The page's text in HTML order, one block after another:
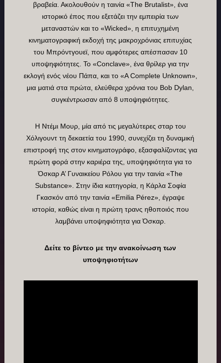
βραβεία. Ακολουθούν η ταινία «The Brutalist», ένα
ιστορικό έπος που εξετάζει την εμπειρία των
μεταναστών και το «Wicked», η επιτυχημένη
κινηματογραφική εκδοχή της μακροχρόνιας επιτυχίας
του Μπρόντγουεϊ, που αμφότερες απέσπασαν 10
υποψηφιότητες. Το «Conclave», ένα θρίλερ για την
εκλογή ενός νέου Πάπα, και το «A Complete Unknown»,
μια ματιά στα πρώτα, ελεύθερα χρόνια του Bob Dylan,
συγκέντρωσαν από 8 υποψηφιότητες.
Η Nτέμι Μουρ, μία από τις μεγαλύτερες σταρ του
Χόλιγουντ τη δεκαετία του 1990, συνεχίζει τη δυναμική
επιστροφή της στον κινηματογράφο, εξασφαλίζοντας για
πρώτη φορά στην καριέρα της, υποψηφιότητα για το
Όσκαρ Α’ Γυναικείου Ρόλου για την ταινία «The
Substance». Στην ίδια κατηγορία, η Κάρλα Σοφία
Γκασκόν από την ταινία «Emilia Pérez», έγραψε
ιστορία, καθώς είναι η πρώτη τρανς ηθοποιός που
λαμβάνει υποψηφιότητα για Όσκαρ.
Δείτε το βίντεο με την ανακοίνωση των
υποψηφιοτήτων